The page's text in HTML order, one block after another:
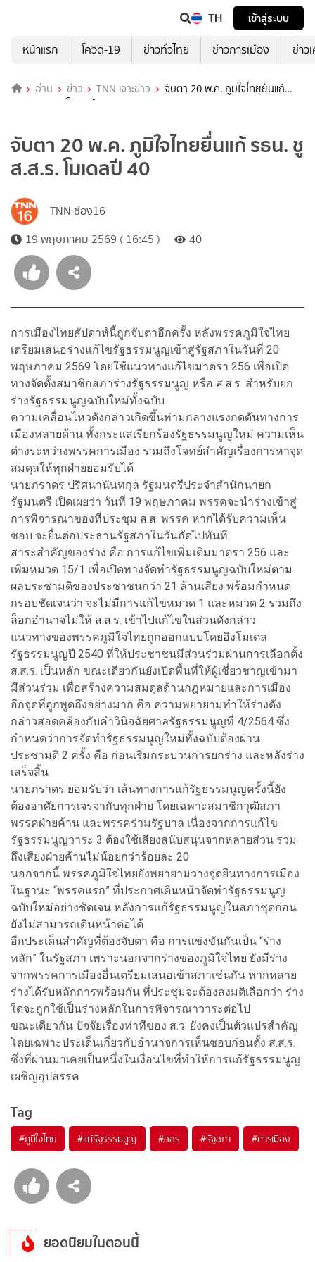
TH
เข้าสู่ระบบ
หน้าแรก
โควิด-19 ข่าวทั่วไทย ข่าวการเมือง ข่าว
อ่าน ข่าว TNN เจาะข่าว
จับตา 20 พ.ค. ภูมิใจไทยยื่นแก้
รธน. ชู ส.ส.ร. โมเดลปี 40
จับตา 20 พ.ค. ภูมิใจไทยยื่นแก้ รธน. ชู
ส.ส.ร. โมเดลปี 40
TNN ช่อง16
19 พฤษภาคม 2569 ( 16:45 )
40
การเมืองไทยสัปดาห์นี้ถูกจับตาอีกครั้ง หลังพรรคภูมิใจไทย
เตรียมเสนอร่างแก้ไขรัฐธรรมนูญเข้าสู่รัฐสภาในวันที่ 20
พฤษภาคม 2569 โดยใช้แนวทางแก้ไขมาตรา 256 เพื่อเปิด
ทางจัดตั้งสมาชิกสภาร่างรัฐธรรมนูญ หรือ ส.ส.ร. สำหรับยก
ร่างรัฐธรรมนูญฉบับใหม่ทั้งฉบับ
ความเคลื่อนไหวดังกล่าวเกิดขึ้นท่ามกลางแรงกดดันทางการ
เมืองหลายด้าน ทั้งกระแสเรียกร้องรัฐธรรมนูญใหม่ ความเห็น
ต่างระหว่างพรรคการเมือง รวมถึงโจทย์สำคัญเรื่องการหาจุด
สมดุลให้ทุกฝ่ายยอมรับได้
นายภราดร ปริศนานันทกุล รัฐมนตรีประจำสำนักนายก
รัฐมนตรี เปิดเผยว่า วันที่ 19 พฤษภาคม พรรคจะนำร่างเข้าสู่
การพิจารณาของที่ประชุม ส.ส. พรรค หากได้รับความเห็น
ชอบ จะยื่นต่อประธานรัฐสภาในวันถัดไปทันที
สาระสำคัญของร่าง คือ การแก้ไขเพิ่มเติมมาตรา 256 และ
เพิ่มหมวด 15/1 เพื่อเปิดทางจัดทำรัฐธรรมนูญฉบับใหม่ตาม
ผลประชามติของประชาชนกว่า 21 ล้านเสียง พร้อมกำหนด
กรอบชัดเจนว่า จะไม่มีการแก้ไขหมวด 1 และหมวด 2 รวมถึง
ล็อกอำนาจไม่ให้ ส.ส.ร. เข้าไปแก้ไขในส่วนดังกล่าว
แนวทางของพรรคภูมิใจไทยถูกออกแบบโดยอิงโมเดล
รัฐธรรมนูญปี 2540 ที่ให้ประชาชนมีส่วนร่วมผ่านการเลือกตั้ง
ส.ส.ร. เป็นหลัก ขณะเดียวกันยังเปิดพื้นที่ให้ผู้เชี่ยวชาญเข้ามา
มีส่วนร่วม เพื่อสร้างความสมดุลด้านกฎหมายและการเมือง
อีกจุดที่ถูกพูดถึงอย่างมาก คือ ความพยายามทำให้ร่างดัง
กล่าวสอดคล้องกับคำวินิจฉัยศาลรัฐธรรมนูญที่ 4/2564 ซึ่ง
กำหนดว่าการจัดทำรัฐธรรมนูญใหม่ทั้งฉบับต้องผ่าน
ประชามติ 2 ครั้ง คือ ก่อนเริ่มกระบวนการยกร่าง และหลังร่าง
เสร็จสิ้น
นายภราดร ยอมรับว่า เส้นทางการแก้รัฐธรรมนูญครั้งนี้ยัง
ต้องอาศัยการเจรจากับทุกฝ่าย โดยเฉพาะสมาชิกวุฒิสภา
พรรคฝ่ายค้าน และพรรคร่วมรัฐบาล เนื่องจากการแก้ไข
รัฐธรรมนูญวาระ 3 ต้องใช้เสียงสนับสนุนจากหลายส่วน รวม
ถึงเสียงฝ่ายค้านไม่น้อยกว่าร้อยละ 20
นอกจากนี้ พรรคภูมิใจไทยยังพยายามวางจุดยืนทางการเมือง
ในฐานะ “พรรคแรก” ที่ประกาศเดินหน้าจัดทำรัฐธรรมนูญ
ฉบับใหม่อย่างชัดเจน หลังการแก้รัฐธรรมนูญในสภาชุดก่อน
ยังไม่สามารถเดินหน้าต่อได้
อีกประเด็นสำคัญที่ต้องจับตา คือ การแข่งขันกันเป็น “ร่าง
หลัก” ในรัฐสภา เพราะนอกจากร่างของภูมิใจไทย ยังมีร่าง
จากพรรคการเมืองอื่นเตรียมเสนอเข้าสภาเช่นกัน หากหลาย
ร่างได้รับหลักการพร้อมกัน ที่ประชุมจะต้องลงมติเลือกว่า ร่าง
ใดจะถูกใช้เป็นร่างหลักในการพิจารณาวาระต่อไป
ขณะเดียวกัน ปัจจัยเรื่องท่าทีของ ส.ว. ยังคงเป็นตัวแปรสำคัญ
โดยเฉพาะประเด็นเกี่ยวกับอำนาจการเห็นชอบก่อนตั้ง ส.ส.ร.
ซึ่งที่ผ่านมาเคยเป็นหนึ่งในเงื่อนไขที่ทำให้การแก้รัฐธรรมนูญ
เผชิญอุปสรรค
Tag
#ภูมิใจไทย #แก้รัฐธรรมนูญ #สสร #รัฐสภา #การเมือง
ยอดนิยมในตอนนี้